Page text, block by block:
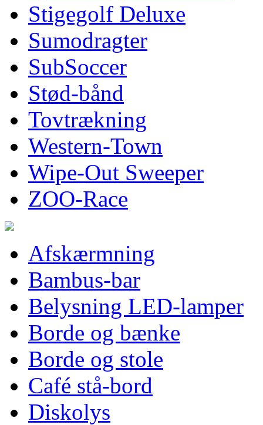
Stigegolf Deluxe
Sumodragter
SubSoccer
Stød-bånd
Tovtrækning
Western-Town
Wipe-Out Sweeper
ZOO-Race
Afskærmning
Bambus-bar
Belysning LED-lamper
Borde og bænke
Borde og stole
Café stå-bord
Diskolys